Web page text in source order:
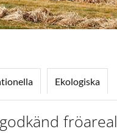
Ekologiska
fröareal